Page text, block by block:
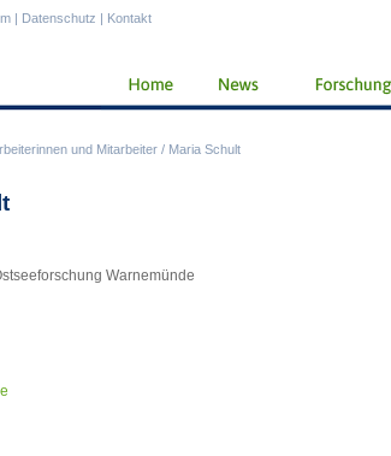
und Mitarbeiter / Maria Schult
| Datenschutz | Kontakt
Warnemünde